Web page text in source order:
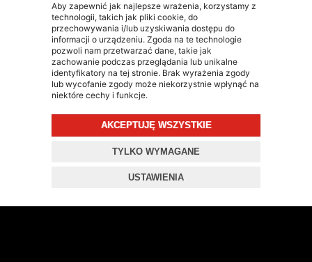
Aby zapewnić jak najlepsze wrażenia, korzystamy z
technologii, takich jak pliki cookie, do
przechowywania i/lub uzyskiwania dostępu do
informacji o urządzeniu. Zgoda na te technologie
pozwoli nam przetwarzać dane, takie jak
zachowanie podczas przeglądania lub unikalne
identyfikatory na tej stronie. Brak wyrażenia zgody
lub wycofanie zgody może niekorzystnie wpłynąć na
niektóre cechy i funkcje.
AKCEPTUJĘ WSZYSTKIE
TYLKO WYMAGANE
USTAWIENIA
INFORMACJE KONTAKTOWE
KONTAKT
+48 603 90 30 50
SKLEP@RALLY-TECH.PL
WHATSAPP LINK
UL. LIPNICKA 62/1A
43-300 BIELSKO-BIAŁA